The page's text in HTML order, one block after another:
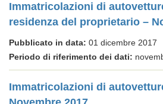
Immatricolazioni di
residenza del proprietario –
Pubblicato in data: 01 dicembre 2017
Periodo di riferimento dei dati:
Immatricolazioni di